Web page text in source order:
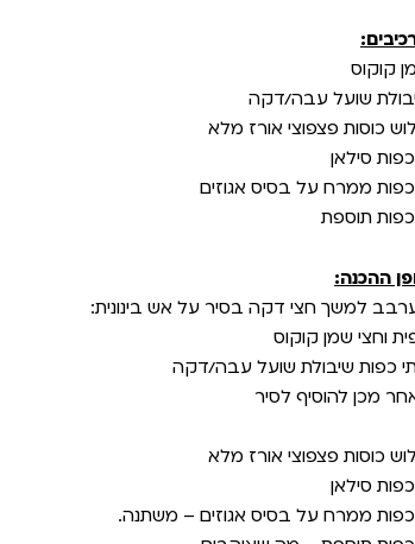
קוקוס
שועל עבה/דקה
כוסות פצפוצי אורז מלא
ההכנה:
למשך חצי דקה בסיר על אש בינונית:
וחצי שמן קוקוס
כפות שיבולת שועל עבה/דקה
מכן להוסיף לסיר
כוסות פצפוצי אורז מלא